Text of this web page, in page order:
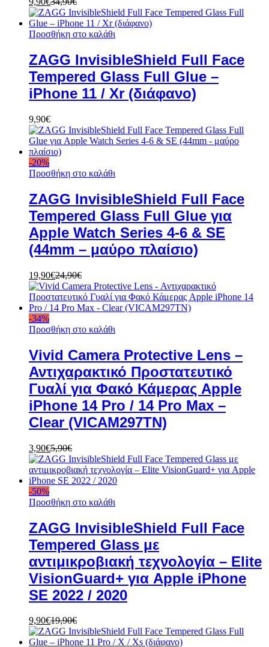
Προσθήκη στο καλάθι
ZAGG InvisibleShield Full Face
Tempered Glass Full Glue –
iPhone 11 / Xr (διάφανο)
9,90€
-20%
Προσθήκη στο καλάθι
ZAGG InvisibleShield Full Face
Tempered Glass Full Glue για
Apple Watch Series 4-6 & SE
(44mm – μαύρο πλαίσιο)
19,90€24,90€
-34%
Προσθήκη στο καλάθι
Vivid Camera Protective Lens –
Αντιχαρακτικό Προστατευτικό
Γυαλί για Φακό Κάμερας Apple
iPhone 14 Pro / 14 Pro Max –
Clear (VICAM297TN)
3,90€5,90€
-50%
Προσθήκη στο καλάθι
ZAGG InvisibleShield Full Face
Tempered Glass με
αντιμικροβιακή τεχνολογία – Elite
VisionGuard+ για Apple iPhone
SE 2022 / 2020
9,90€19,90€